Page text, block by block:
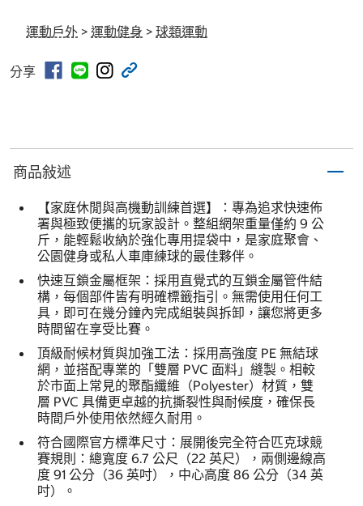
運動戶外 > 運動健身 > 球類運動
分享
商品敍述
【家庭休閒與高機動訓練首選】：專為追求快速佈
署與極致便攜的玩家設計。整組網架重量僅約 9 公
斤，能輕鬆收納於強化專用提袋中，是家庭聚會、
公園健身或私人車庫練球的最佳夥伴。
快速互鎖金屬框架：採用直覺式的互鎖金屬管件結
構，每個部件皆有明確標籤指引。無需使用任何工
具，即可在幾分鐘內完成組裝與拆卸，讓您將更多
時間留在享受比賽。
頂級耐候材質與加強工法：採用高強度 PE 無結球
網，並搭配專業的「雙層 PVC 面料」縫製。相較
於市面上常見的聚酯纖維（Polyester）材質，雙
層 PVC 具備更卓越的抗撕裂性與耐候度，確保長
時間戶外使用依然經久耐用。
符合國際官方標準尺寸：展開後完全符合匹克球競
賽規則：總寬度 6.7 公尺（22 英尺），兩側邊線高
度 91 公分（36 英吋），中心高度 86 公分（34 英
吋）。